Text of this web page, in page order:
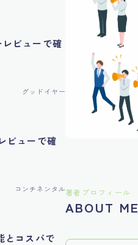
ビューで確
グッドイヤー
ビューで確
コンチネンタル
とコスパで
著者プロフィール
ABOUT ME